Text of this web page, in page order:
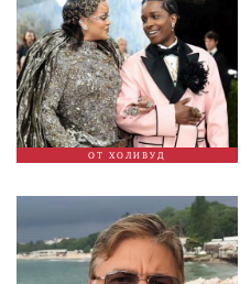
ОТ ХОЛИВУД